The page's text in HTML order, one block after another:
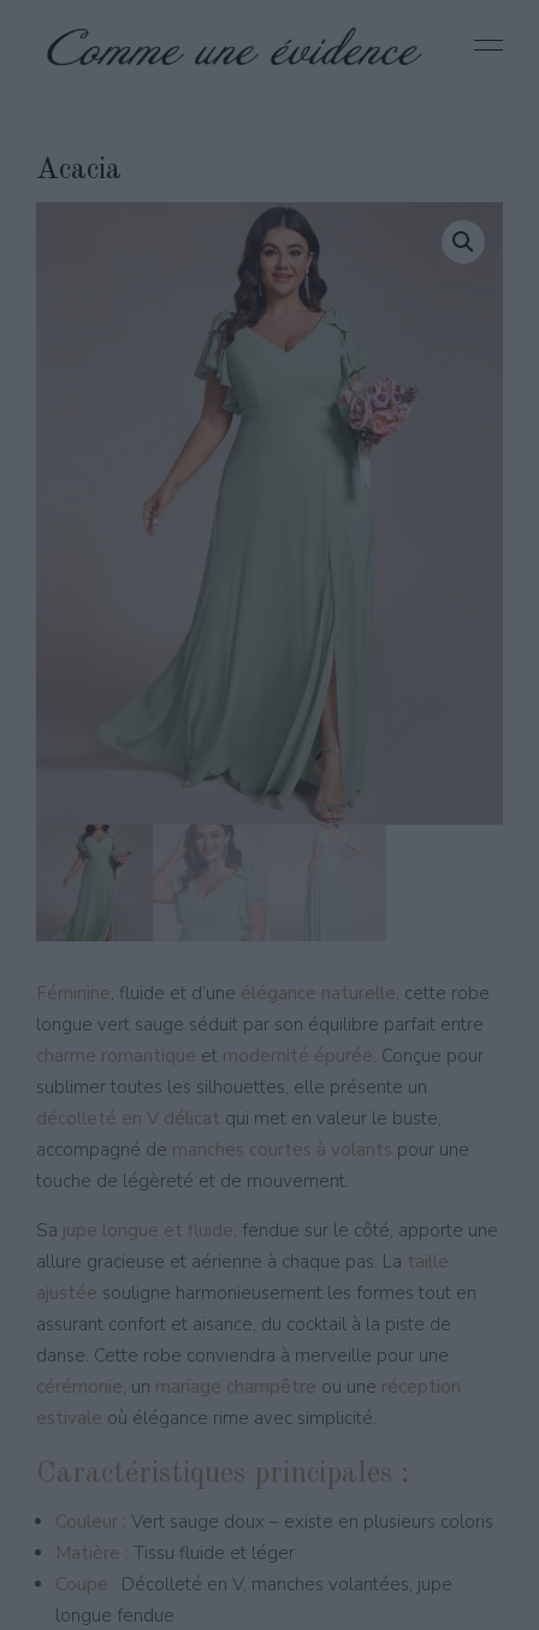
Acacia
Féminine, fluide et d’une élégance naturelle, cette robe
longue vert sauge séduit par son équilibre parfait entre
charme romantique et modernité épurée. Conçue pour
sublimer toutes les silhouettes, elle présente un
décolleté en V délicat qui met en valeur le buste,
accompagné de manches courtes à volants pour une
touche de légèreté et de mouvement.
Sa jupe longue et fluide, fendue sur le côté, apporte une
allure gracieuse et aérienne à chaque pas. La taille
ajustée souligne harmonieusement les formes tout en
assurant confort et aisance, du cocktail à la piste de
danse. Cette robe conviendra à merveille pour une
cérémonie, un mariage champêtre ou une réception
estivale où élégance rime avec simplicité.
Caractéristiques principales :
Couleur : Vert sauge doux – existe en plusieurs coloris
Matière : Tissu fluide et léger
Coupe : Décolleté en V, manches volantées, jupe
longue fendue